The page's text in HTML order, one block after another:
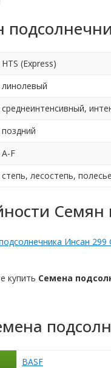
HTS (Express)
линолевый
среднеинтенсивный,
поздний
A-F
степь, лесостепь,
купить Семена
BASF